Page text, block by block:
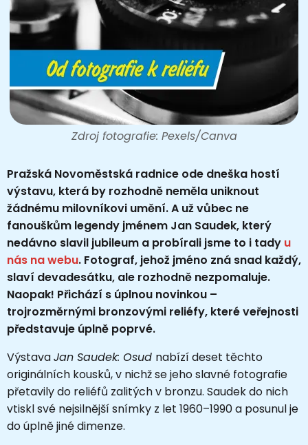
Zdroj fotografie: Pexels/Canva
Pražská Novoměstská radnice ode dneška hostí
výstavu, která by rozhodně neměla uniknout
žádnému milovníkovi umění. A už vůbec ne
fanouškům legendy jménem Jan Saudek, který
nedávno slavil jubileum a probírali jsme to i tady u
nás na webu. Fotograf, jehož jméno zná snad každý,
slaví devadesátku, ale rozhodně nezpomaluje.
Naopak! Přichází s úplnou novinkou –
trojrozměrnými bronzovými reliéfy, které veřejnosti
představuje úplně poprvé.
VýstavaJan Saudek: Osud nabízí deset těchto
originálních kousků, v nichž se jeho slavné fotografie
přetavily do reliéfů zalitých v bronzu. Saudek do nich
vtiskl své nejsilnější snímky z let 1960–1990 a posunul je
do úplně jiné dimenze.